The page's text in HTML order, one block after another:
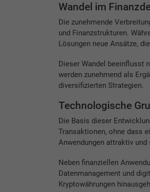
Wandel im
Die zunehmende
und Finanzstrukturen.
Lösungen neue Ansätze,
Dieser Wandel beeinflusst
werden zunehmend als
diversifizierten Strategien.
Technologische
Die Basis dieser
Transaktionen, ohne dass
Anwendungen attraktiv
Neben finanziellen
Datenmanagement und
Kryptowährungen